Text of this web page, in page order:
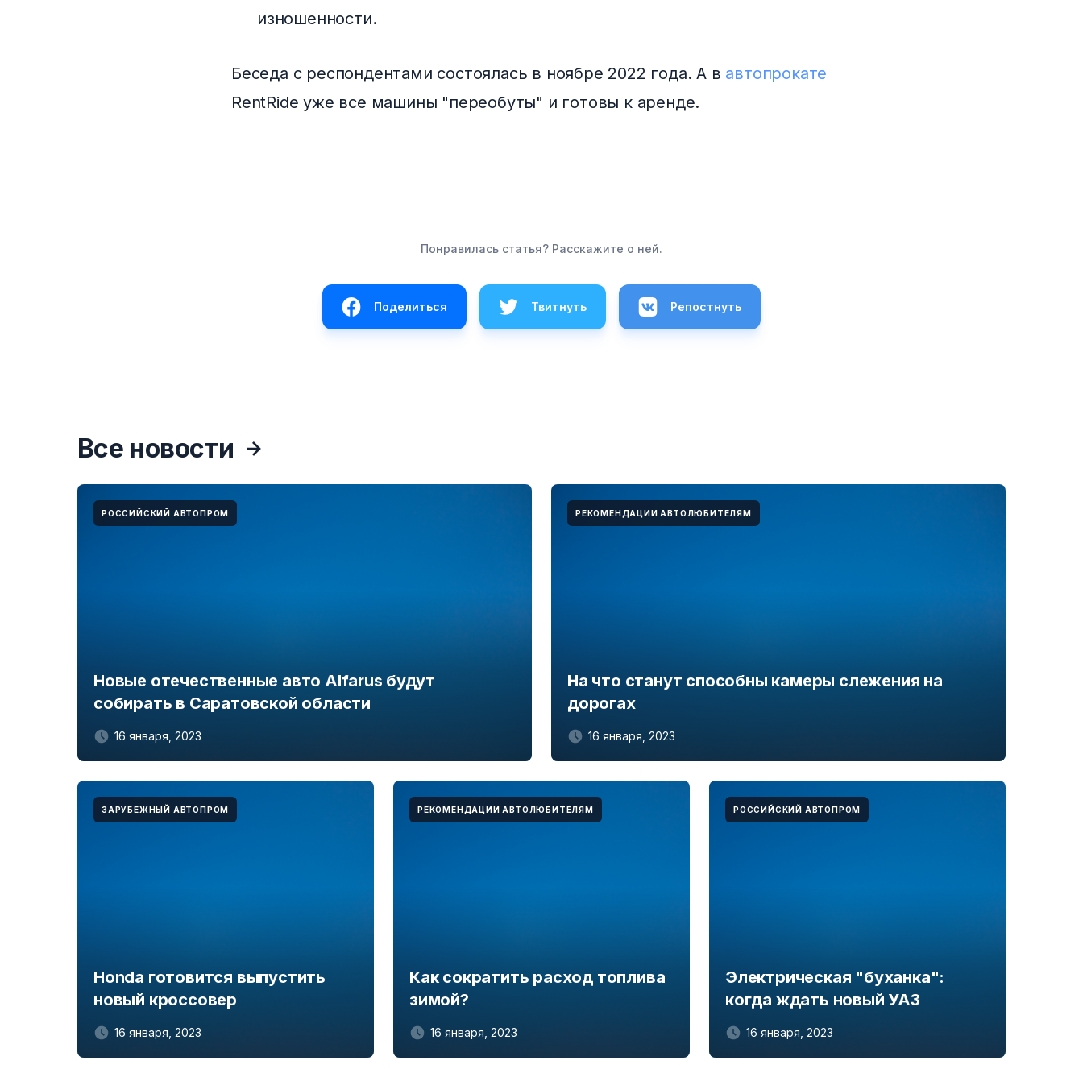
изношенности.
Беседа с респондентами состоялась в ноябре 2022 года. А в автопрокате
RentRide уже все машины "переобуты" и готовы к аренде.
Понравилась статья? Расскажите о ней.
Поделиться Твитнуть Репостнуть
Все новости
РОССИЙСКИЙ АВТОПРОМ
Новые отечественные авто Alfarus будут
собирать в Саратовской области
16 января, 2023
РЕКОМЕНДАЦИИ АВТОЛЮБИТЕЛЯМ
На что станут способны камеры слежения на
дорогах
16 января, 2023
ЗАРУБЕЖНЫЙ АВТОПРОМ
Honda готовится выпустить
новый кроссовер
16 января, 2023
РЕКОМЕНДАЦИИ АВТОЛЮБИТЕЛЯМ
Как сократить расход топлива
зимой?
16 января, 2023
РОССИЙСКИЙ АВТОПРОМ
Электрическая "буханка":
когда ждать новый УАЗ
16 января, 2023